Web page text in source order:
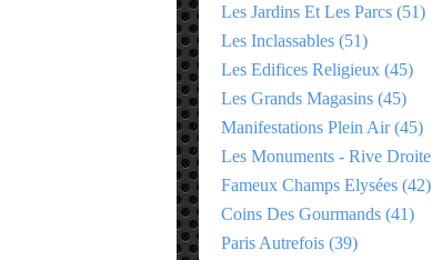
Les Jardins Et Les Parcs (51)
Les Inclassables (51)
Les Edifices Religieux (45)
Les Grands Magasins (45)
Manifestations Plein Air(45)
Les Monuments - Rive Droite
Fameux Champs Elysées (42)
Coins Des Gourmands (41)
Paris Autrefois (39)